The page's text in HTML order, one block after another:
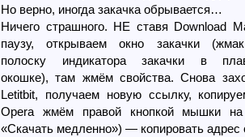
Но верно, иногда закачка обрывается…
Ничего страшного. НЕ ставя Download
паузу, открываем окно закачки
полоску индикатора закачки в
окошке), там жмём свойства. Снова
Letitbit, получаем новую ссылку,
Opera жмём правой кнопкой мышки на
«Скачать медленно») — копировать адрес